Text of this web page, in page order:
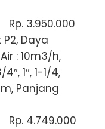
Rp. 3.950.000
Daya
: 10m3/h,
1″, 1-1/4,
Panjang
Rp. 4.749.000